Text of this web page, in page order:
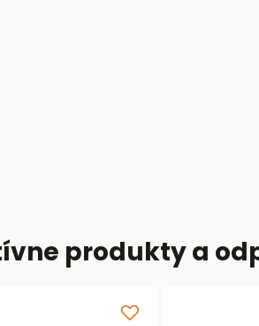
produkty a